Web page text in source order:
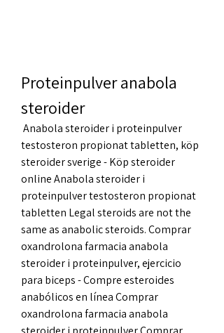
Proteinpulver anabola
steroider
testosteron propionat tabletten, köp
steroider sverige - Köp steroider
online Anabola steroider i
proteinpulver testosteron propionat
tabletten Legal steroids are not the
same as anabolic steroids. Comprar
oxandrolona farmacia anabola
steroider i proteinpulver, ejercicio
para biceps - Compre esteroides
anabólicos en línea Comprar
oxandrolona farmacia anabola